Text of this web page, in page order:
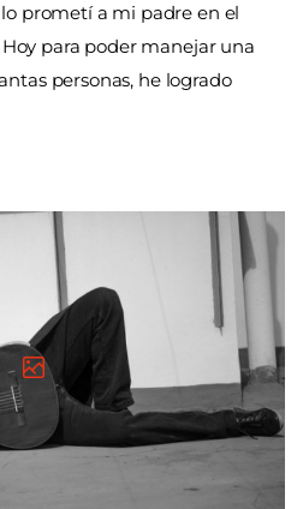
prometí a mi padre en el
para poder manejar una
personas, he logrado